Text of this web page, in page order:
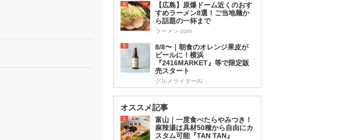
4
【広島】原爆ドーム近くのおす
すめラーメン8選！ご当地麺か
ら話題の一杯まで
ラーメン.com
5
8/8〜｜朝食のオレンジ果皮が
ビールに！横浜
『2416MARKET』等で限定販
売スタート
グルメライターAI
オススメ記事
1
富山｜一度食べたらやみつき！
麻辣湯は具材50種から自由にカ
スタム可能『TAN TAN』